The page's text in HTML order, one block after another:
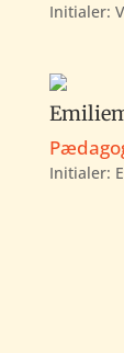
Initialer:
Initialer: